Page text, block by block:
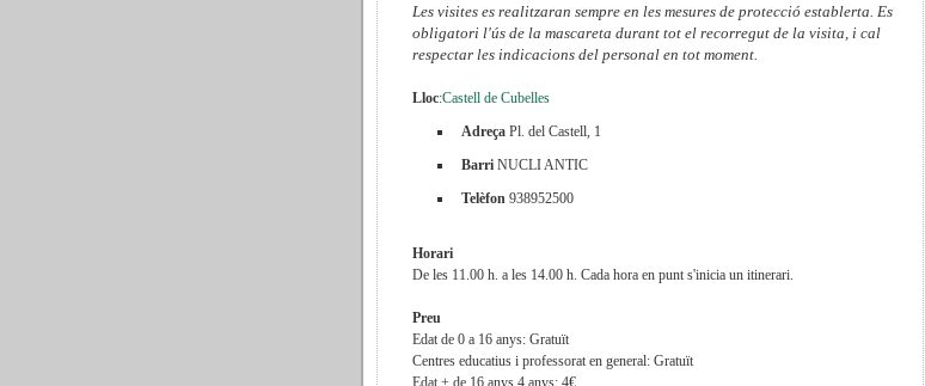
Les visites es realitzaran sempre en les mesures de protecció establerta. Es
obligatori l'ús de la mascareta durant tot el recorregut de la visita, i cal
respectar les indicacions del personal en tot moment.
Lloc:Castell de Cubelles
Adreça Pl. del Castell, 1
Barri NUCLI ANTIC
Telèfon 938952500
Horari
De les 11.00 h. a les 14.00 h. Cada hora en punt s'inicia un itinerari.
Preu
Edat de 0 a 16 anys: Gratuït
Centres educatius i professorat en general: Gratuït